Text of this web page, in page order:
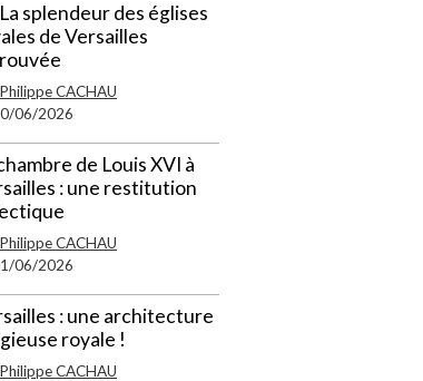
splendeur des églises
de Versailles
Philippe CACHAU
06/2026
de Louis XVI à
: une restitution
Philippe CACHAU
06/2026
: une architecture
royale !
Philippe CACHAU